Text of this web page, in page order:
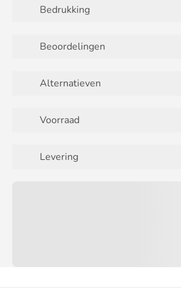
Bedrukking
Beoordelingen
Alternatieven
Voorraad
Levering